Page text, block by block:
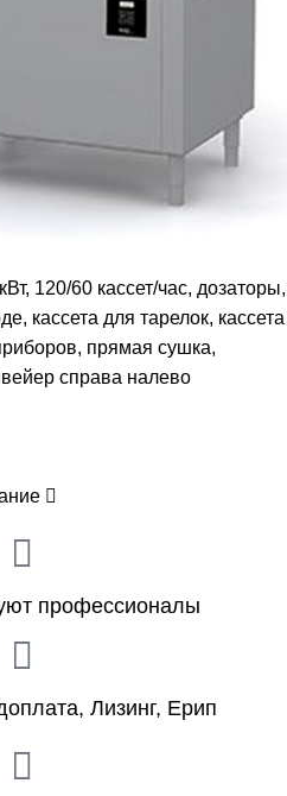
120/60 кассет/час, дозаторы,
кассета для тарелок, кассета
прямая сушка,
cправа налево
профессионалы
Лизинг, Ерип